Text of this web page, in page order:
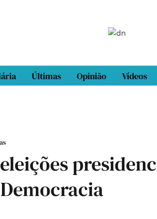
Últimas Opinião Vídeos